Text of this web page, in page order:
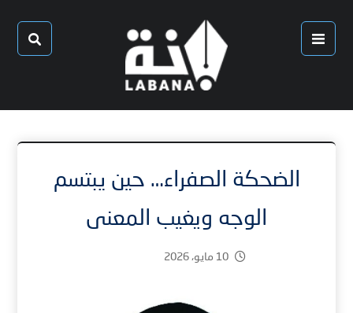
الضحكة الصفراء… حين يبتسم
الوجه ويغيب المعنى
10 مايو، 2026